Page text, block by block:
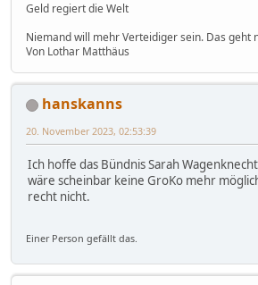
Geld regiert die Welt
Niemand will mehr Verteidiger sein. Das geht
Von Lothar Matthäus
hanskanns
20. November 2023, 02:53:39
Ich hoffe das Bündnis Sarah
wäre scheinbar keine GroKo mehr
recht nicht.
Einer Person gefällt das.